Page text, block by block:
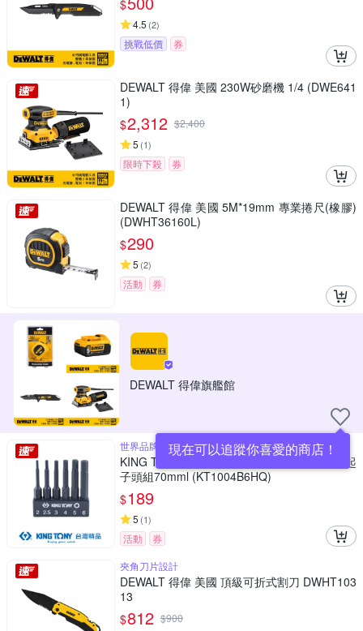
$
4.5 (2)
挑戰低價 券
DEWALT 得偉 美國 230W砂磨機 1/4 (DWE641
1)
$2,312 $2,400
5 (1)
限時下殺 券
DEWALT 得偉 美國 5M*19mm 專業捲尺(橡膠)
(DWHT36160L)
$290
5 (2)
活動 券
DEWALT 得偉旗艦館
現在可以追蹤你喜愛的商店！
世界品牌 台灣頂級工具
KING TONY 專業級工具 6件式 1/4 六角電動起
子頭組70mml (KT1004B6HQ)
$189
5 (1)
活動
券
夾角刀片設計
DEWALT 得偉 美國 頂級可折式割刀 DWHT103
13
$812 $900